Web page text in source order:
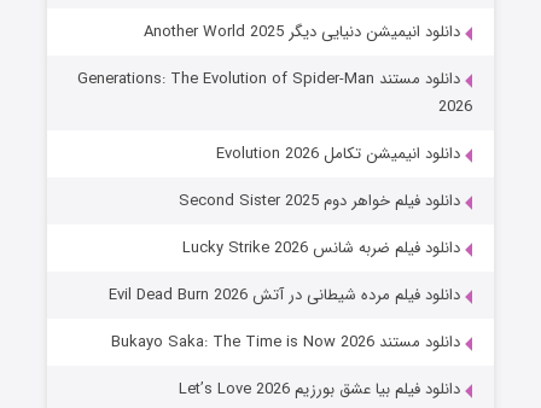
جادوگری در مغولستان
دانلود انیمیشن دنیایی دیگر Another World 2025
دانلود مستند Generations: The Evolution of Spider-Man
2026
دانلود انیمیشن تکامل Evolution 2026
دانلود فیلم خواهر دوم Second Sister 2025
دانلود فیلم ضربه شانس Lucky Strike 2026
دانلود فیلم مرده شیطانی در آتش Evil Dead Burn 2026
دانلود مستند Bukayo Saka: The Time is Now 2026
دانلود فیلم بیا عشق بورزیم Let’s Love 2026